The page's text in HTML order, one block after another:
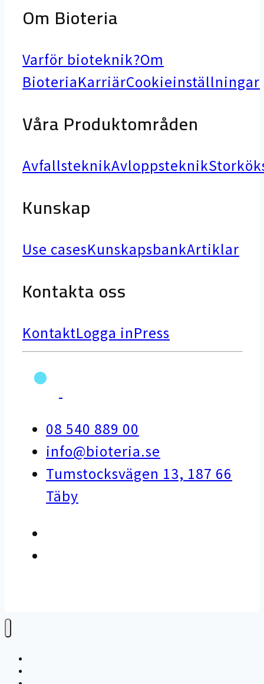
Om Bioteria
Varför bioteknik?Om
BioteriaKarriärCookieinställningar
Våra Produktområden
AvfallsteknikAvloppsteknik
Kunskap
Use casesKunskapsbankArtiklar
Kontakta oss
KontaktLogga inPress
08 540 889 00
info@bioteria.se
Tumstocksvägen 13, 187 66
Täby